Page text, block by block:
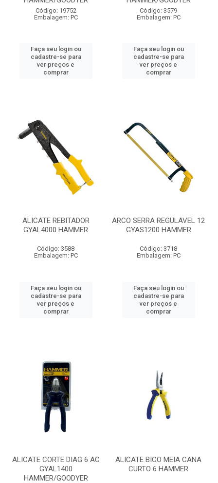
Código: 19752
Embalagem: PC
Faça seu login ou
cadastre-se para
ver preços e
comprar
Código: 3579
Embalagem: PC
Faça seu login ou
cadastre-se para
ver preços e
comprar
ALICATE REBITADOR
GYAL4000 HAMMER
Código: 3588
Embalagem: PC
Faça seu login ou
cadastre-se para
ver preços e
comprar
ARCO SERRA REGULAVEL 12
GYAS1200 HAMMER
Código: 3718
Embalagem: PC
Faça seu login ou
cadastre-se para
ver preços e
comprar
ALICATE CORTE DIAG 6 AC
GYAL1400
HAMMER/GOODYER
ALICATE BICO MEIA CANA
CURTO 6 HAMMER